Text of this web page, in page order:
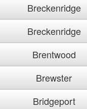
Breckenridge
Breckenridge
Brentwood
Brewster
Bridgeport